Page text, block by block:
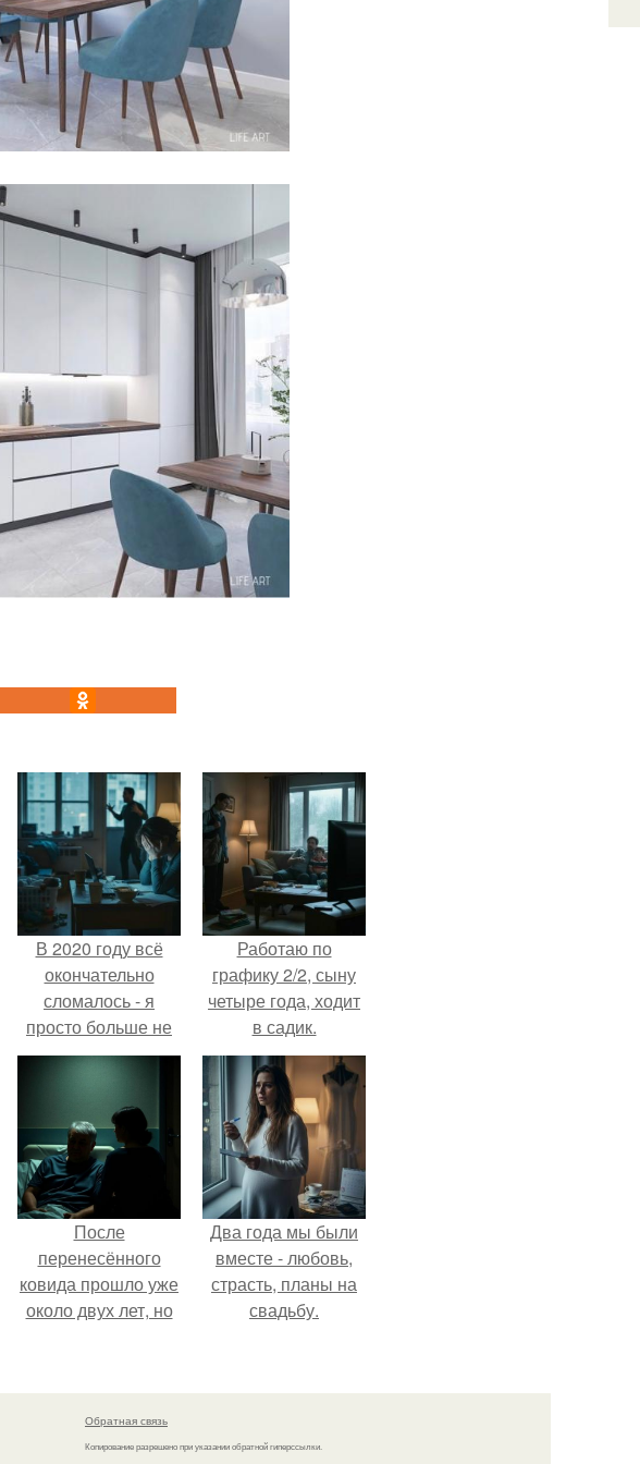
В 2020 году всё
окончательно
сломалось - я
просто больше не
тянула всё одна.
Работаю по
графику 2/2, сыну
четыре года, ходит
в садик.
После
перенесённого
ковида прошло уже
около двух лет, но
очень чётко.
Два года мы были
вместе - любовь,
страсть, планы на
свадьбу.
Обратная связь
Копирование разрешено при указании обратной гиперссылки.